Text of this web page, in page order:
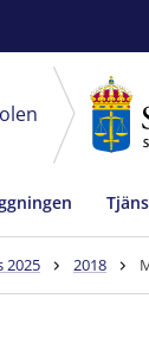
2025 2018